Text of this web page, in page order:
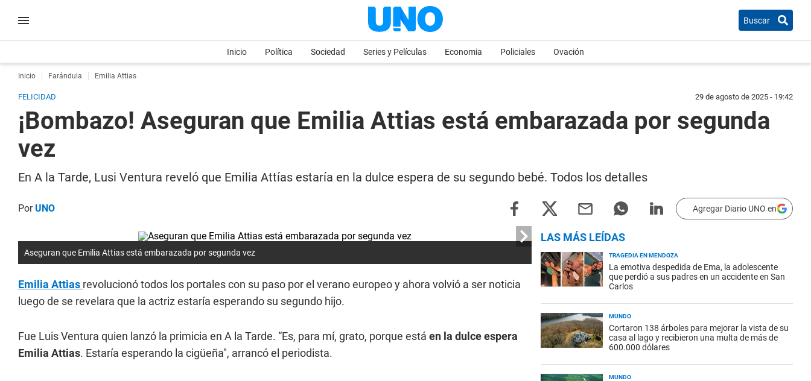
Buscar
Inicio Política Sociedad Series y Películas Economia Policiales Ovación
Inicio Farándula Emilia Attias
FELICIDAD 29 de agosto de 2025 - 19:42
¡Bombazo! Aseguran que Emilia Attias está embarazada por segunda
vez
En A la Tarde, Lusi Ventura reveló que Emilia Attías estaría en la dulce espera de su segundo bebé. Todos los detalles
PorUNO Agregar Diario UNO en
Aseguran que Emilia Attias está embarazada por segunda vez
Emilia Attias revolucionó todos los portales con su paso por el verano europeo y ahora volvió a ser noticia
luego de se revelara que la actriz estaría esperando su segundo hijo.
Fue Luis Ventura quien lanzó la primicia en A la Tarde. “Es, para mí, grato, porque está en la dulce espera
Emilia Attias. Estaría esperando la cigüeña", arrancó el periodista.
LAS MÁS LEÍDAS
TRAGEDIA EN MENDOZA
La emotiva despedida de Ema, la adolescente
que perdió a sus padres en un accidente en San
Carlos
MUNDO
Cortaron 138 árboles para mejorar la vista de su
casa al lago y recibieron una multa de más de
600.000 dólares
MUNDO